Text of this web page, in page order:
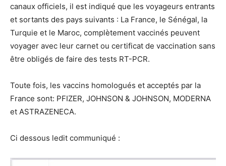
canaux officiels, il est indiqué que les voyageurs entrants
et sortants des pays suivants : La France, le Sénégal, la
Turquie et le Maroc, complètement vaccinés peuvent
voyager avec leur carnet ou certificat de vaccination sans
être obligés de faire des tests RT-PCR.
Toute fois, les vaccins homologués et acceptés par la
France sont: PFIZER, JOHNSON & JOHNSON, MODERNA
et ASTRAZENECA.
Ci dessous ledit communiqué :